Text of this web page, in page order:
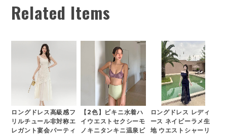
Related Items
ロングドレス高級感フ
リルチュール非対称エ
レガント宴会パーティ
【2色】ビキニ水着ハ
イウエストセクシーモ
ノキニタンキニ温泉ビ
ロングドレス レディ
ース ネイビーラメ生
地 ウエストシャーリ